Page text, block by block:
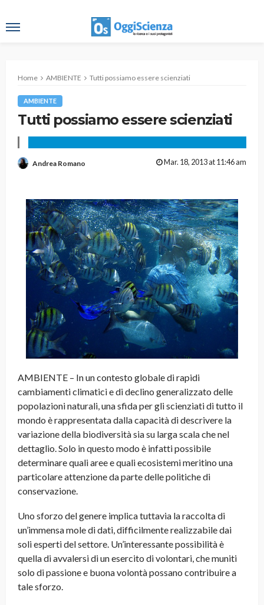
Home AMBIENTE Tutti possiamo essere scienziati
AMBIENTE
Tutti possiamo essere scienziati
Andrea Romano Mar. 18, 2013 at 11:46 am
AMBIENTE – In un contesto globale di rapidi
cambiamenti climatici e di declino generalizzato delle
popolazioni naturali, una sfida per gli scienziati di tutto il
mondo è rappresentata dalla capacità di descrivere la
variazione della biodiversità sia su larga scala che nel
dettaglio. Solo in questo modo è infatti possibile
determinare quali aree e quali ecosistemi meritino una
particolare attenzione da parte delle politiche di
conservazione.
Uno sforzo del genere implica tuttavia la raccolta di
un’immensa mole di dati, difficilmente realizzabile dai
soli esperti del settore. Un’interessante possibilità è
quella di avvalersi di un esercito di volontari, che muniti
solo di passione e buona volontà possano contribuire a
tale sforzo.